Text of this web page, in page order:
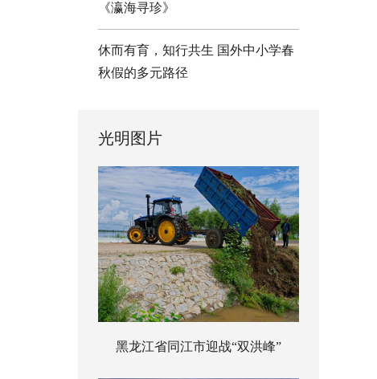
《瀛海寻珍》
休而有育，知行共生 国外中小学春
秋假的多元路径
光明图片
黑龙江省同江市迎战“双洪峰”